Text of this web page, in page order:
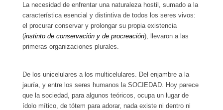
La necesidad de enfrentar una naturaleza hostil, sumado a la
característica esencial y distintiva de todos los seres vivos:
el procurar conservar y prolongar su propia existencia
(instinto de conservación y de procreación), llevaron a las
primeras organizaciones plurales.
De los unicelulares a los multicelulares. Del enjambre a la
jauría, y entre los seres humanos la SOCIEDAD. Hoy parece
que la sociedad, para algunos teóricos, ocupa un lugar de
ídolo mítico, de tótem para adorar, nada existe ni dentro ni